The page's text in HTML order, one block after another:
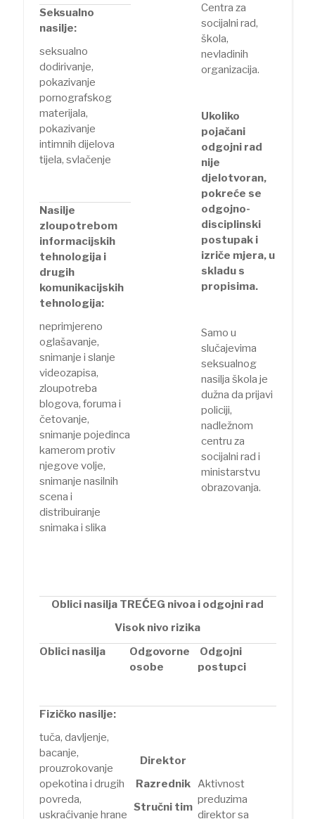
Centra za
socijalni rad,
škola,
nevladinih
organizacija.
Ukoliko
pojačani
odgojni rad
nije
djelotvoran,
pokreće se
odgojno-
disciplinski
postupak i
izriče mjera, u
skladu s
propisima.
Samo u
slučajevima
seksualnog
nasilja škola je
dužna da prijavi
policiji,
nadležnom
centru za
socijalni rad i
ministarstvu
obrazovanja.
Seksualno
nasilje:
seksualno
dodirivanje,
pokazivanje
pornografskog
materijala,
pokazivanje
intimnih dijelova
tijela, svlačenje
Nasilje
zloupotrebom
informacijskih
tehnologija i
drugih
komunikacijskih
tehnologija:
neprimjereno
oglašavanje,
snimanje i slanje
videozapisa,
zloupotreba
blogova, foruma i
četovanje,
snimanje pojedinca
kamerom protiv
njegove volje,
snimanje nasilnih
scena i
distribuiranje
snimaka i slika
Oblici nasilja TREĆEG nivoa i odgojni rad
Visok nivo rizika
Oblici nasilja
Odgovorne
osobe
Odgojni
postupci
Fizičko nasilje:
tuča, davljenje,
bacanje,
prouzrokovanje
opekotina i drugih
povreda,
uskraćivanje hrane
Direktor
Razrednik
Stručni tim
Aktivnost
preduzima
direktor sa